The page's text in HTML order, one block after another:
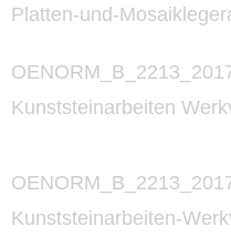
Platten-und-
Kunststeinarbeiten
Kunststeinarbeiten-